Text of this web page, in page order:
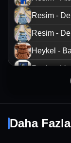
Resim -
Resim -
Heykel -
Resim -
Resim -
Daha
Eskişehir
•